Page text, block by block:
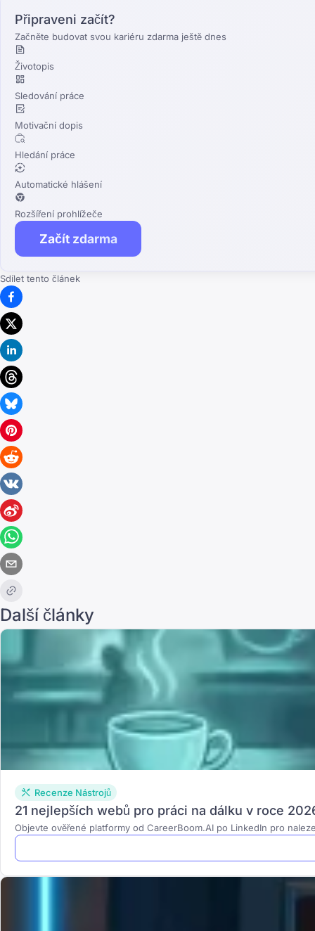
Připraveni začít?
Začněte budovat svou kariéru zdarma ještě dnes
Životopis
Sledování práce
Motivační dopis
Hledání práce
Automatické hlášení
Rozšíření prohlížeče
Začít zdarma
Sdílet tento článek
Další články
Recenze Nástrojů
21 nejlepších webů pro práci na dálku v roce
Objevte ověřené platformy od CareerBoom.AI po LinkedIn pro